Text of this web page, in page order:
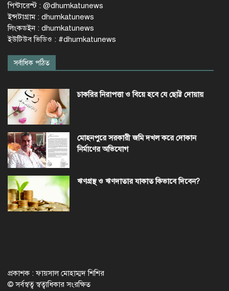
পিন্টারেস্ট : @dhumkatunews
ইন্সটাগ্রাম : dhumkatunews
লিংকডইন : dhumkatunews
ইউটিউব ভিডিও : #dhumkatunews
সর্বাধিক পঠিত
চাকরির নিরাপত্তা ও বিয়ে হবে যে ছোট্ট দোয়ায়
মোহনপুরে সরকারী জমি দখল করে দোকান
নির্মাণের অভিযোগ
ঋণগ্রস্থ ও ঋণদাতার যাকাত কিভাবে দিবেন?
প্রকাশক : ফায়সাল মোহাম্মদ শিশির
© সর্বস্বত্ব স্বত্বাধিকার সংরক্ষিত